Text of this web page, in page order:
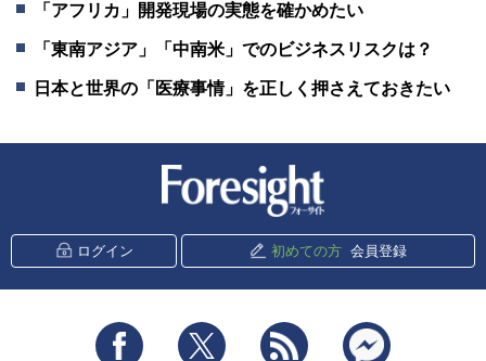
「アフリカ」開発現場の実態を確かめたい
「東南アジア」「中南米」でのビジネスリスクは？
日本と世界の「医療事情」を正しく押さえておきたい
ログイン 初めての方 会員登録
Facebook Twitter RSS